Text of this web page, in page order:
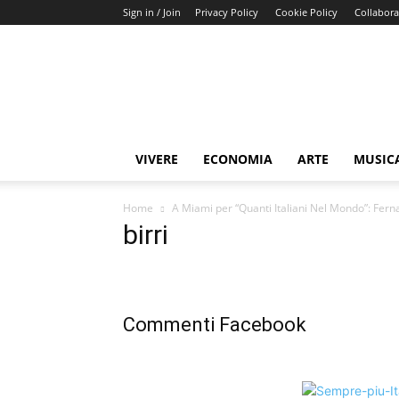
Sign in / Join Privacy Policy Cookie Policy
VIVERE ECONOMIA ARTE
Home A Miami per “Quanti Italiani Nel Mondo”:
birri
Commenti Facebook